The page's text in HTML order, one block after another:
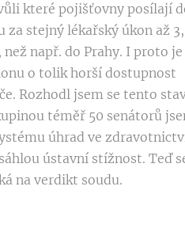
které pojišťovny posílají
za stejný lékařský úkon až
např. do Prahy. I proto je
o tolik horší dostupnost
Rozhodl jsem se tento
téměř 50 senátorů
úhrad ve
ústavní stížnost. Teď
na verdikt soudu.